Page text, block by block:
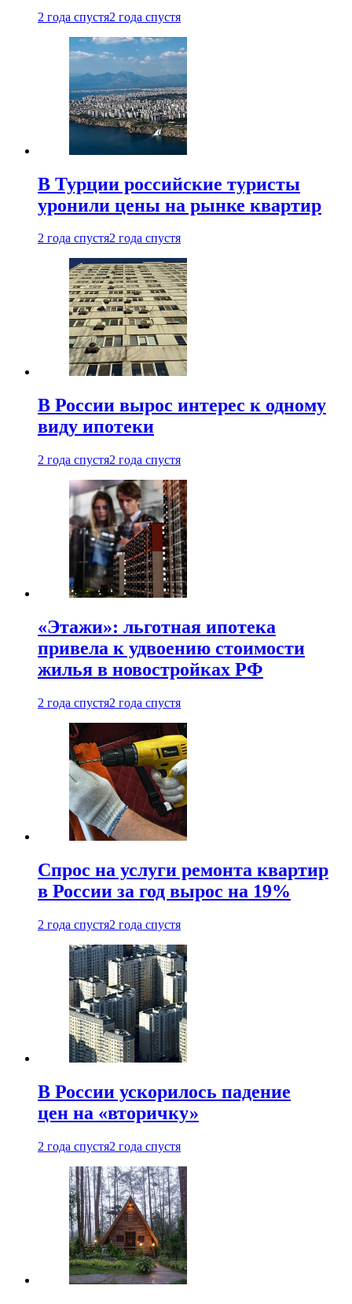
2 года спустя2 года спустя
В Турции российские туристы
уронили цены на рынке квартир
2 года спустя2 года спустя
В России вырос интерес к одному
виду ипотеки
2 года спустя2 года спустя
«Этажи»: льготная ипотека
привела к удвоению стоимости
жилья в новостройках РФ
2 года спустя2 года спустя
Спрос на услуги ремонта квартир
в России за год вырос на 19%
2 года спустя2 года спустя
В России ускорилось падение
цен на «вторичку»
2 года спустя2 года спустя